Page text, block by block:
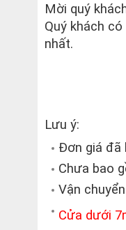
Mời quý
Quý khách
nhất.
Lưu ý:
Đơn giá đã
Chưa bao
Vận
Cửa dưới